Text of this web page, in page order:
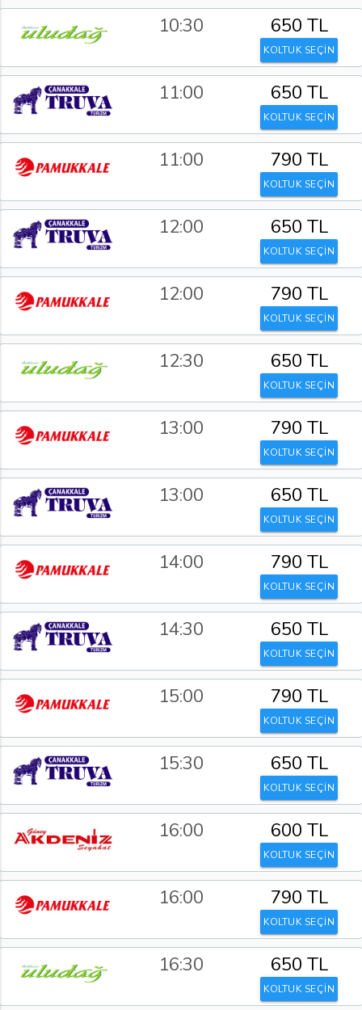
10:30 650 TL
KOLTUK SEÇİN
11:00 650 TL
KOLTUK SEÇİN
11:00 790 TL
KOLTUK SEÇİN
12:00 650 TL
KOLTUK SEÇİN
12:00 790 TL
KOLTUK SEÇİN
12:30 650 TL
KOLTUK SEÇİN
13:00 790 TL
KOLTUK SEÇİN
13:00 650 TL
KOLTUK SEÇİN
14:00 790 TL
KOLTUK SEÇİN
14:30 650 TL
KOLTUK SEÇİN
15:00 790 TL
KOLTUK SEÇİN
15:30 650 TL
KOLTUK SEÇİN
16:00 600 TL
KOLTUK SEÇİN
16:00 790 TL
KOLTUK SEÇİN
16:30 650 TL
KOLTUK SEÇİN